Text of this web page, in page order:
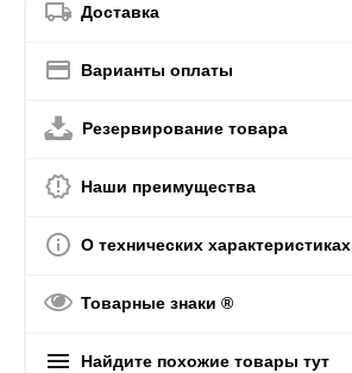
Доставка
Варианты оплаты
Резервирование товара
Наши преимущества
О технических характеристиках
Товарные знаки ®
Найдите похожие товары тут